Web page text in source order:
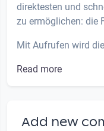
direktesten und
zu ermöglichen: die
Mit Aufrufen wird
Read more
Add new